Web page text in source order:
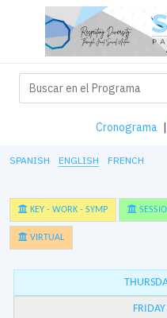
Cronograma |
SPANISH ENGLISH FRENCH
KEY - WORK - SYMP
VIRTUAL